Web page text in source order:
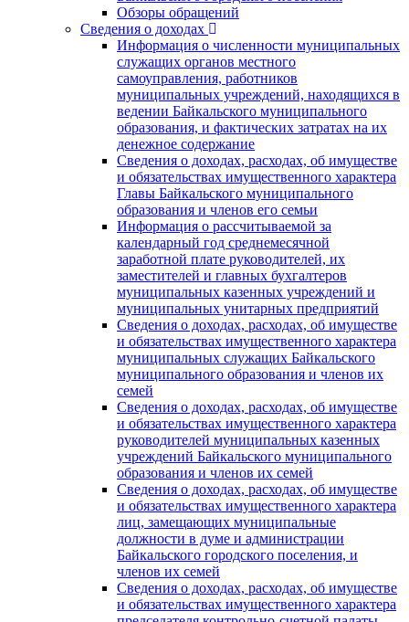
Обзоры обращений
Сведения о доходах
Информация о численности муниципальных
служащих органов местного
самоуправления, работников
муниципальных учреждений, находящихся в
ведении Байкальского муниципального
образования, и фактических затратах на их
денежное содержание
Сведения о доходах, расходах, об имуществе
и обязательствах имущественного характера
Главы Байкальского муниципального
образования и членов его семьи
Информация о рассчитываемой за
календарный год среднемесячной
заработной плате руководителей, их
заместителей и главных бухгалтеров
муниципальных казенных учреждений и
муниципальных унитарных предприятий
Сведения о доходах, расходах, об имуществе
и обязательствах имущественного характера
муниципальных служащих Байкальского
муниципального образования и членов их
семей
Сведения о доходах, расходах, об имуществе
и обязательствах имущественного характера
руководителей муниципальных казенных
учреждений Байкальского муниципального
образования и членов их семей
Сведения о доходах, расходах, об имуществе
и обязательствах имущественного характера
лиц, замещающих муниципальные
должности в думе и администрации
Байкальского городского поселения, и
членов их семей
Сведения о доходах, расходах, об имуществе
и обязательствах имущественного характера